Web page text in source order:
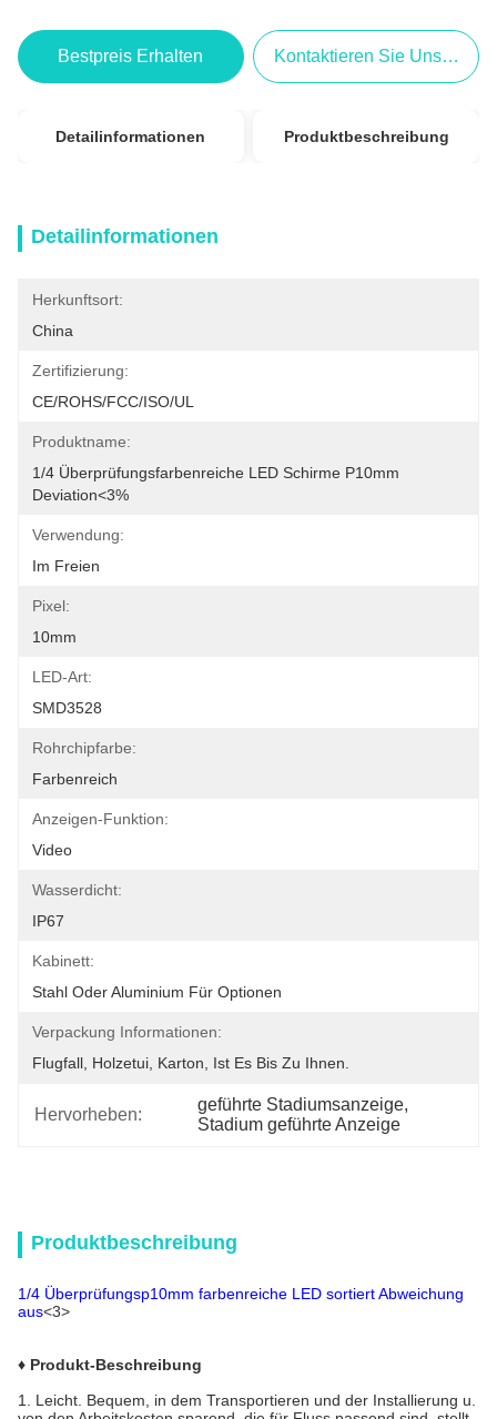
Bestpreis Erhalten Kontaktieren Sie Uns Jetzt
Detailinformationen Produktbeschreibung
Detailinformationen
Herkunftsort:
China
Zertifizierung:
CE/ROHS/FCC/ISO/UL
Produktname:
1/4 Überprüfungsfarbenreiche LED Schirme P10mm
Deviation<3%
Verwendung:
Im Freien
Pixel:
10mm
LED-Art:
SMD3528
Rohrchipfarbe:
Farbenreich
Anzeigen-Funktion:
Video
Wasserdicht:
IP67
Kabinett:
Stahl Oder Aluminium Für Optionen
Verpackung Informationen:
Flugfall, Holzetui, Karton, Ist Es Bis Zu Ihnen.
Hervorheben:
geführte Stadiumsanzeige,
Stadium geführte Anzeige
Produktbeschreibung
1/4 Überprüfungsp10mm farbenreiche LED sortiert Abweichung
aus<3>
♦ Produkt-Beschreibung
1. Leicht. Bequem, in dem Transportieren und der Installierung u.